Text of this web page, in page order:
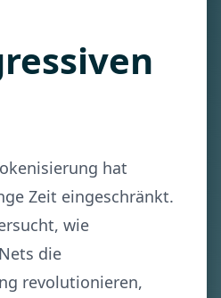
hat
Zeit eingeschränkt.
wie
die
revolutionieren,